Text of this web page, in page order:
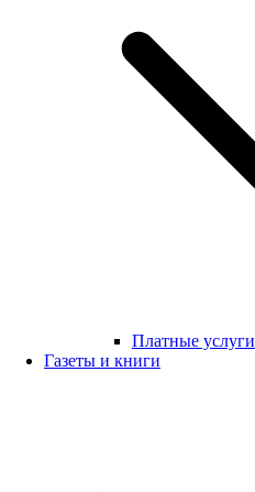
Платные услуги
Газеты и книги